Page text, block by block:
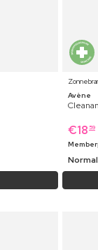
Avène
€18 59